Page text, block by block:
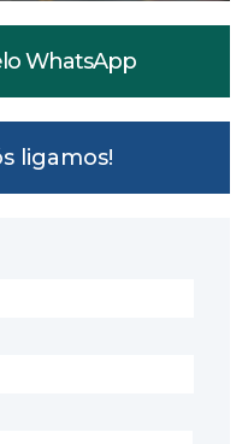
WhatsApp
ligamos!